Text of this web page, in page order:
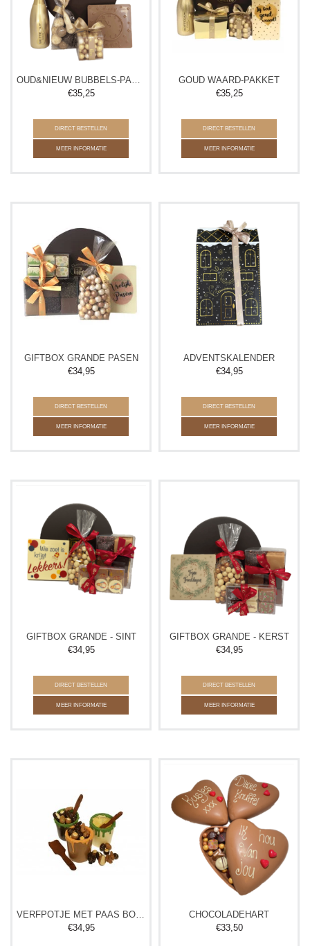
OUD&NIEUW BUBBELS-PAKKET
€35,25
DIRECT BESTELLEN
MEER INFORMATIE
GOUD WAARD-PAKKET
€35,25
DIRECT BESTELLEN
MEER INFORMATIE
GIFTBOX GRANDE PASEN
€34,95
DIRECT BESTELLEN
MEER INFORMATIE
ADVENTSKALENDER
€34,95
DIRECT BESTELLEN
MEER INFORMATIE
GIFTBOX GRANDE - SINT
€34,95
DIRECT BESTELLEN
MEER INFORMATIE
GIFTBOX GRANDE - KERST
€34,95
DIRECT BESTELLEN
MEER INFORMATIE
€34,95
CHOCOLADEHART
€33,50